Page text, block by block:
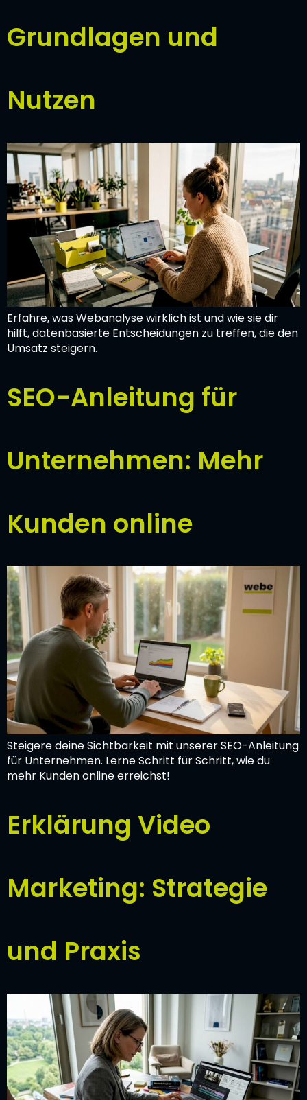
Grundlagen und
Nutzen
Erfahre, was Webanalyse wirklich ist und wie sie dir
hilft, datenbasierte Entscheidungen zu treffen, die den
Umsatz steigern.
SEO-Anleitung für
Unternehmen: Mehr
Kunden online
Steigere deine Sichtbarkeit mit unserer SEO-Anleitung
für Unternehmen. Lerne Schritt für Schritt, wie du
mehr Kunden online erreichst!
Erklärung Video
Marketing: Strategie
und Praxis